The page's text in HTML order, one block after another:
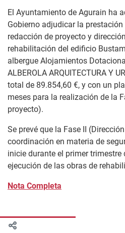
El Ayuntamiento de Agurain ha
Gobierno adjudicar la
redacción de proyecto y
rehabilitación del edificio
albergue Alojamientos
ALBEROLA ARQUITECTURA Y
total de 89.854,60 €, y con un
meses para la realización de la
proyecto).
Se prevé que la Fase II
coordinación en materia de
inicie durante el primer trimestre
ejecución de las obras de
Nota Completa